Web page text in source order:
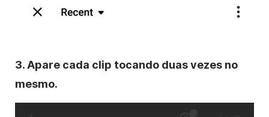
3. Apare cada clip tocando duas vezes no
mesmo.